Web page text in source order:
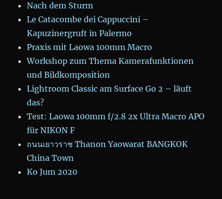
Nach dem Sturm
Le Catacombe dei Cappuccini –
Kapuzinergruft in Palermo
Praxis mit Laowa 100mm Macro
Workshop zum Thema Kamerafunktionen
und Bildkomposition
Lightroom Classic am Surface Go 2 – läuft
das?
Test: Laowa 100mm f/2.8 2x Ultra Macro APO
für NIKON F
ถนนเยาวราช Thanon Yaowarat BANGKOK
China Town
Ko Jum 2020